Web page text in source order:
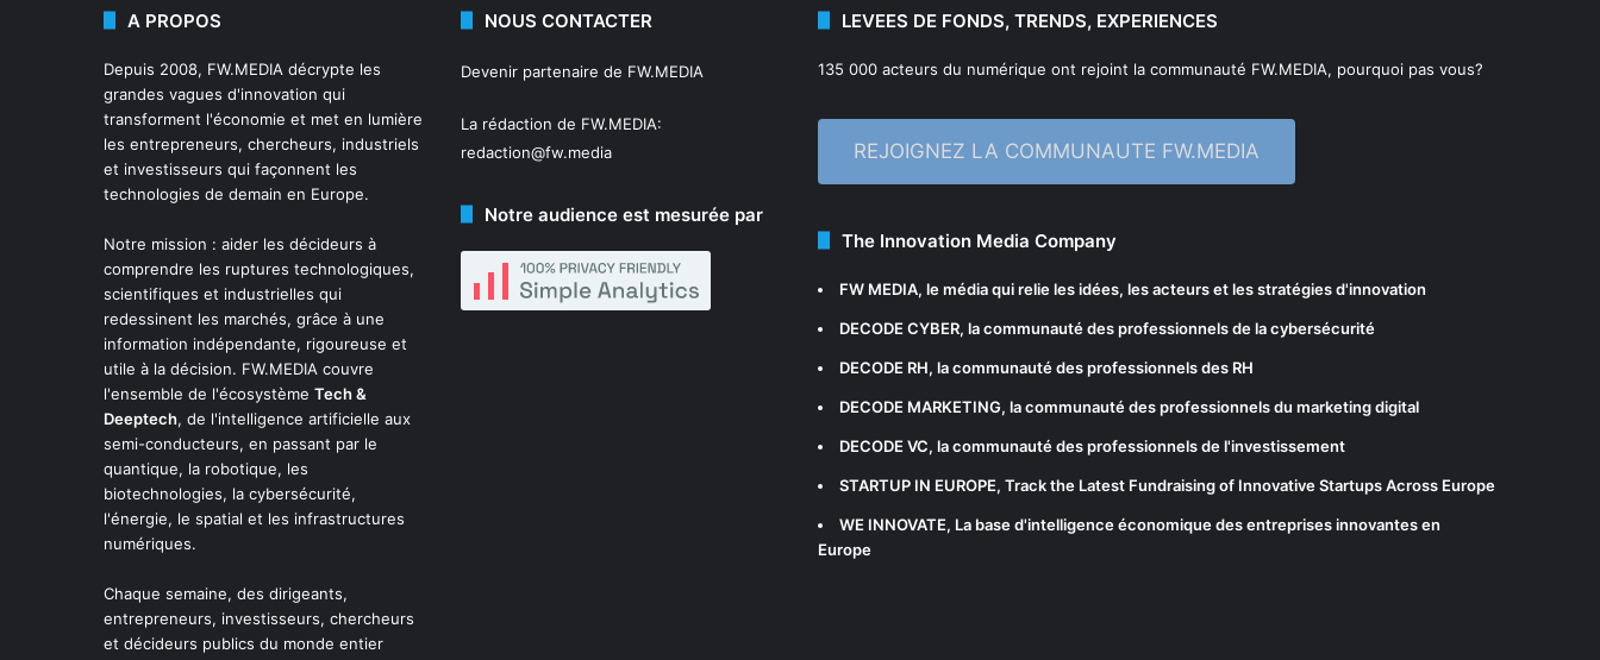
A PROPOS
Depuis 2008, FW.MEDIA décrypte les
grandes vagues d'innovation qui
transforment l'économie et met en lumière
les entrepreneurs, chercheurs, industriels
et investisseurs qui façonnent les
technologies de demain en Europe.
Notre mission : aider les décideurs à
comprendre les ruptures technologiques,
scientifiques et industrielles qui
redessinent les marchés, grâce à une
information indépendante, rigoureuse et
utile à la décision. FW.MEDIA couvre
l'ensemble de l'écosystème Tech &
Deeptech, de l'intelligence artificielle aux
semi-conducteurs, en passant par le
quantique, la robotique, les
biotechnologies, la cybersécurité,
l'énergie, le spatial et les infrastructures
numériques.
Chaque semaine, des dirigeants,
entrepreneurs, investisseurs, chercheurs
et décideurs publics du monde entier
NOUS CONTACTER
Devenir partenaire de FW.MEDIA
La rédaction de FW.MEDIA:
redaction@fw.media
Notre audience est mesurée par
LEVEES DE FONDS, TRENDS, EXPERIENCES
135 000 acteurs du numérique ont rejoint la communauté FW.MEDIA, pourquoi pas vous?
REJOIGNEZ LA COMMUNAUTE FW.MEDIA
The Innovation Media Company
FW MEDIA, le média qui relie les idées, les acteurs et les stratégies d'innovation
DECODE CYBER, la communauté des professionnels de la cybersécurité
DECODE RH, la communauté des professionnels des RH
DECODE MARKETING, la communauté des professionnels du marketing digital
DECODE VC, la communauté des professionnels de l'investissement
STARTUP IN EUROPE, Track the Latest Fundraising of Innovative Startups Across Europe
WE INNOVATE, La base d'intelligence économique des entreprises innovantes en
Europe